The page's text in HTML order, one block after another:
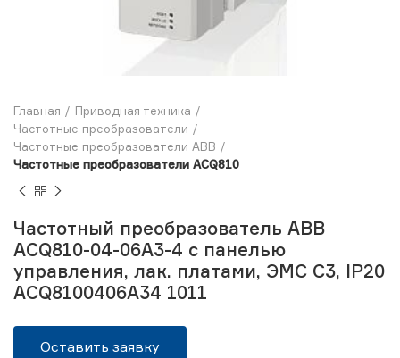
Главная
Приводная техника
Частотные преобразователи
Частотные преобразователи ABB
Частотные преобразователи ACQ810
Частотный преобразователь ABB
ACQ810-04-06A3-4 с панелью
управления, лак. платами, ЭМС С3, IP20
ACQ8100406A34 1011
Оставить заявку